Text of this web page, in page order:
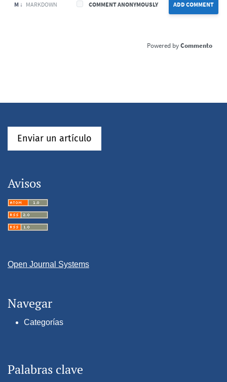
ADD COMMENT
COMMENT ANONYMOUSLY
M ↓ MARKDOWN
Commento
Enviar un artículo
Avisos
Open Journal Systems
Navegar
Categorías
Palabras clave